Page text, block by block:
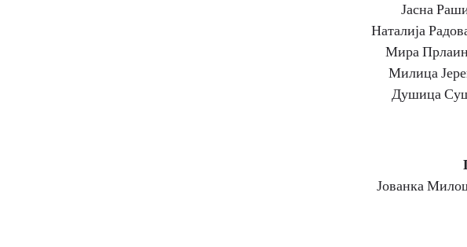
Јасна
Наталија
Мира
Милица
Душица
Јованка